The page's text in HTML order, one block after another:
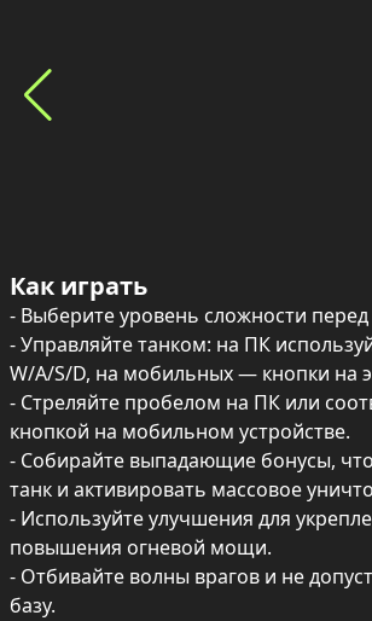
Как играть
- Выберите уровень сложности
- Управляйте танком: на ПК
W/A/S/D, на мобильных — кнопки на
- Стреляйте пробелом на ПК или
кнопкой на мобильном устройстве.
- Собирайте выпадающие бонусы,
танк и активировать массовое
- Используйте улучшения для
повышения огневой мощи.
- Отбивайте волны врагов и не
базу.